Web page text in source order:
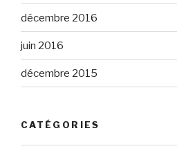
décembre 2016
juin 2016
décembre 2015
CATÉGORIES